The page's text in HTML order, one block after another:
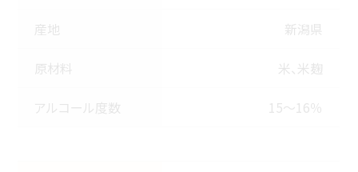
産地 新潟県
原材料 米、米麹
アルコール度数 15～16％